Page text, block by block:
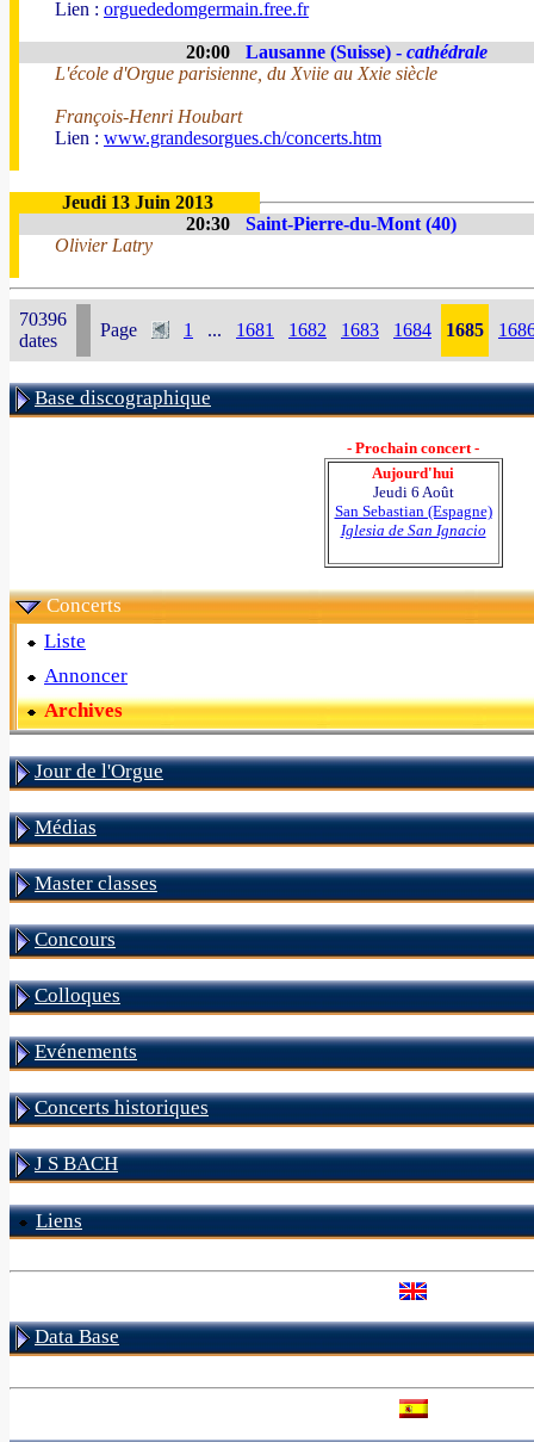
Lien : orguededomgermain.free.fr
20:00 Lausanne (Suisse) - cathédrale
L'école d'Orgue parisienne, du Xviie au Xxie siècle
François-Henri Houbart
Lien : www.grandesorgues.ch/concerts.htm
Jeudi 13 Juin 2013
20:30
Saint-Pierre-du-Mont (40)
Olivier Latry
70396
dates
Page 1 ... 1681 1682 1683 1684 1685
Base discographique
- Prochain concert -
Aujourd'hui
Jeudi 6 Août
San Sebastian (Espagne)
Iglesia de San Ignacio
Concerts
Liste
Annoncer
Archives
Jour de l'Orgue
Médias
Master classes
Concours
Colloques
Evénements
Concerts historiques
J S BACH
Liens
Data Base